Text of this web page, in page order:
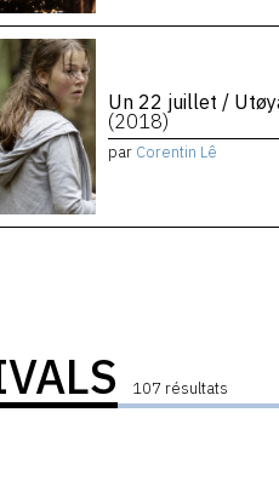
Un 22 juillet /
(2018)
par Corentin Lê
107 résultats